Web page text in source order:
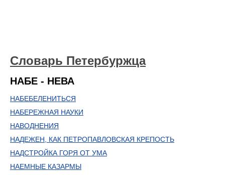
Словарь Петербуржца
НАБЕ - НЕВА
НАБЕБЕЛЕНИТЬСЯ
НАБЕРЕЖНАЯ НАУКИ
НАВОДНЕНИЯ
НАДЕЖЕН, КАК ПЕТРОПАВЛОВСКАЯ КРЕПОСТЬ
НАДСТРОЙКА ГОРЯ ОТ УМА
НАЕМНЫЕ КАЗАРМЫ